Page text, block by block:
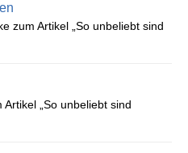
zum Artikel „So unbeliebt sind
Artikel „So unbeliebt sind